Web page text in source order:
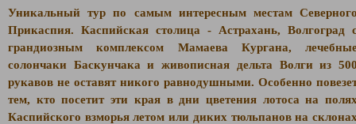
Уникальный тур по самым интересным местам
Прикаспия. Каспийская столица - Астрахань, Волгоград
грандиозным комплексом Мамаева Кургана,
солончаки Баскунчака и живописная дельта Волги из
рукавов не оставят никого равнодушными. Особенно
тем, кто посетит эти края в дни цветения лотоса на
Каспийского взморья летом или диких тюльпанов на